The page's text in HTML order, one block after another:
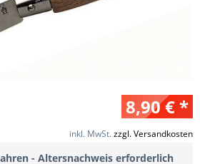
8,90 € *
inkl. MwSt.zzgl. Versandkosten
- Altersnachweis erforderlich